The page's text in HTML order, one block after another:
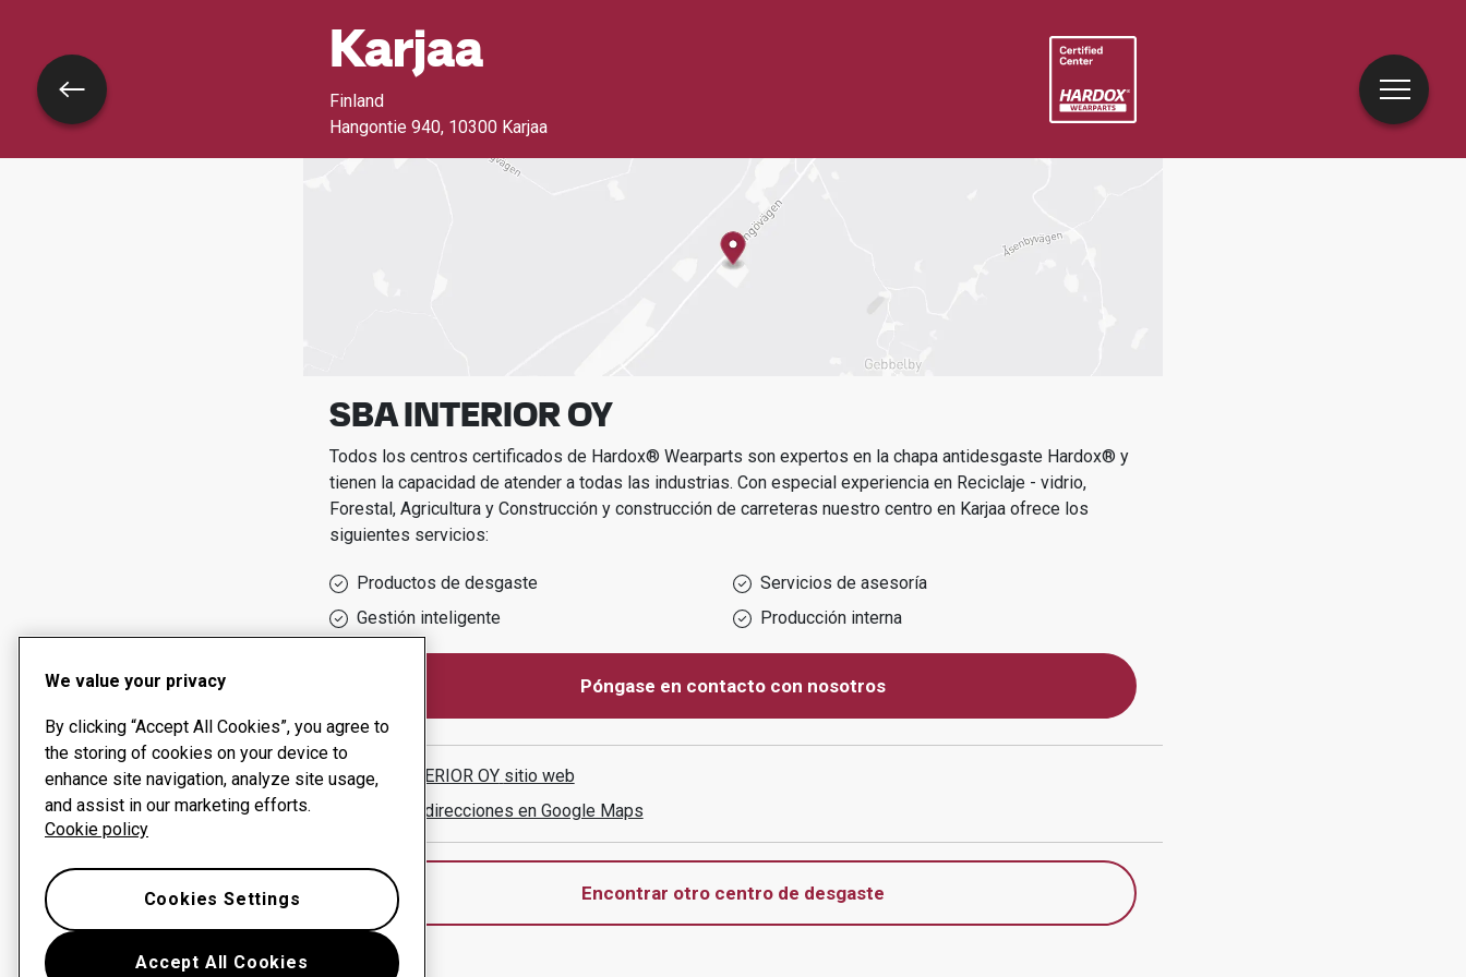
Karjaa
Finland
Hangontie 940, 10300 Karjaa
SBA INTERIOR OY
Todos los centros certificados de Hardox® Wearparts son expertos en la chapa antidesgaste Hardox® y
tienen la capacidad de atender a todas las industrias. Con especial experiencia en Reciclaje - vidrio,
Forestal, Agricultura y Construcción y construcción de carreteras nuestro centro en Karjaaofrece los
siguientes servicios:
Productos de desgaste
Servicios de asesoría
Gestión inteligente
Producción interna
Póngase en contacto con nosotros
SBA INTERIOR OY sitio web
Mostrar direcciones en Google Maps
Encontrar otro centro de desgaste
Volver
We value your privacy
By clicking “Accept All Cookies”, you agree to
the storing of cookies on your device to
enhance site navigation, analyze site usage,
and assist in our marketing efforts.
Cookie policy
Accept All Cookies
Cookies Settings